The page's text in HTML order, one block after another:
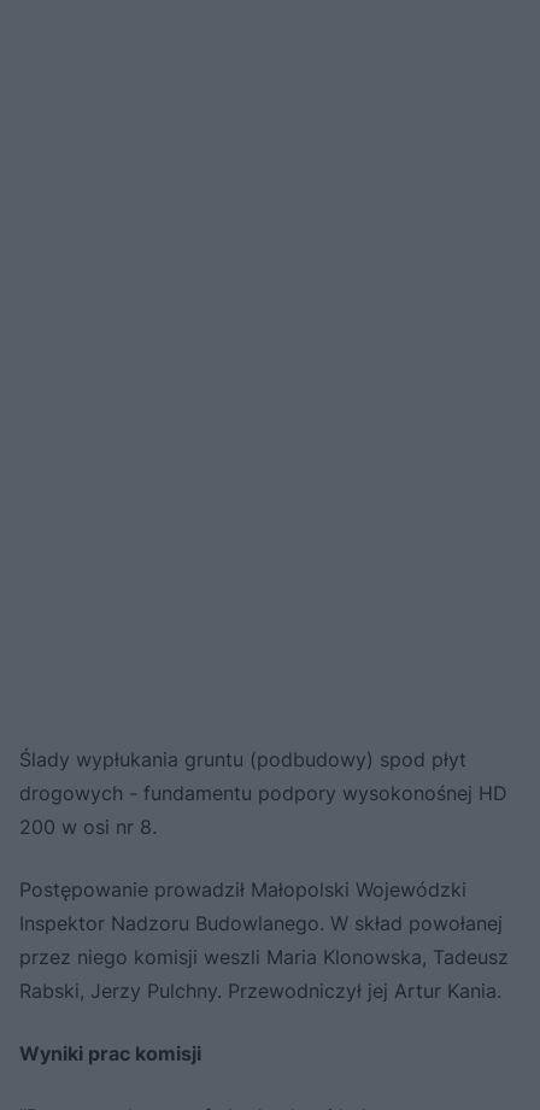
Ślady wypłukania gruntu (podbudowy) spod płyt
drogowych - fundamentu podpory wysokonośnej HD
200 w osi nr 8.
Postępowanie prowadził Małopolski Wojewódzki
Inspektor Nadzoru Budowlanego. W skład powołanej
przez niego komisji weszli Maria Klonowska, Tadeusz
Rabski, Jerzy Pulchny. Przewodniczył jej Artur Kania.
Wyniki prac komisji